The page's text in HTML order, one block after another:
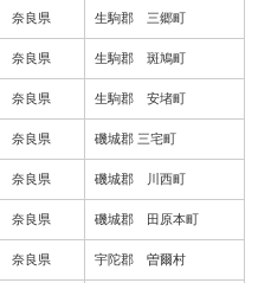
奈良県 生駒郡 三郷町
奈良県 生駒郡 斑鳩町
奈良県 生駒郡 安堵町
奈良県 磯城郡 三宅町
奈良県 磯城郡 川西町
奈良県 磯城郡 田原本町
奈良県 宇陀郡 曽爾村